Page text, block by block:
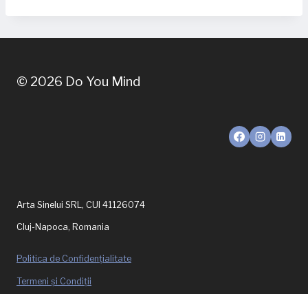
© 2026 Do You Mind
Arta Sinelui SRL, CUI 41126074
Cluj-Napoca, Romania
Politica de Confidențialitate
Termeni și Condiții